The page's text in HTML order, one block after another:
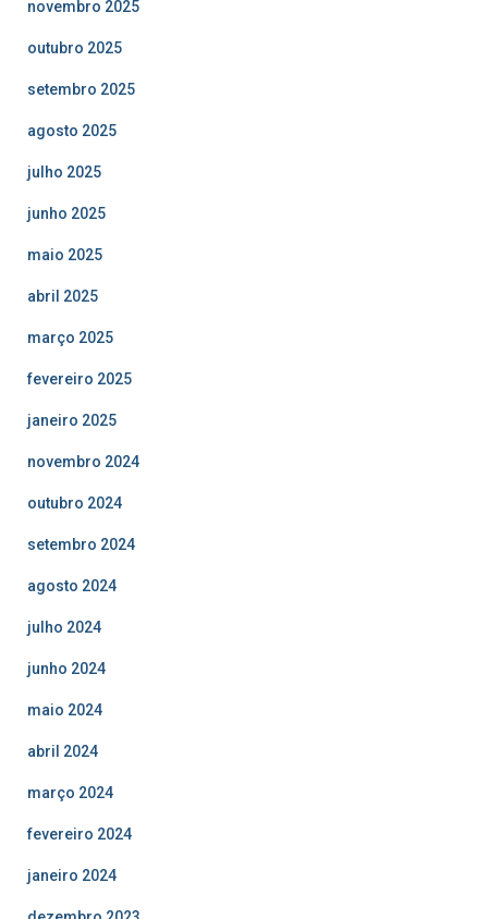
novembro 2025
outubro 2025
setembro 2025
agosto 2025
julho 2025
junho 2025
maio 2025
abril 2025
março 2025
fevereiro 2025
janeiro 2025
novembro 2024
outubro 2024
setembro 2024
agosto 2024
julho 2024
junho 2024
maio 2024
abril 2024
março 2024
fevereiro 2024
janeiro 2024